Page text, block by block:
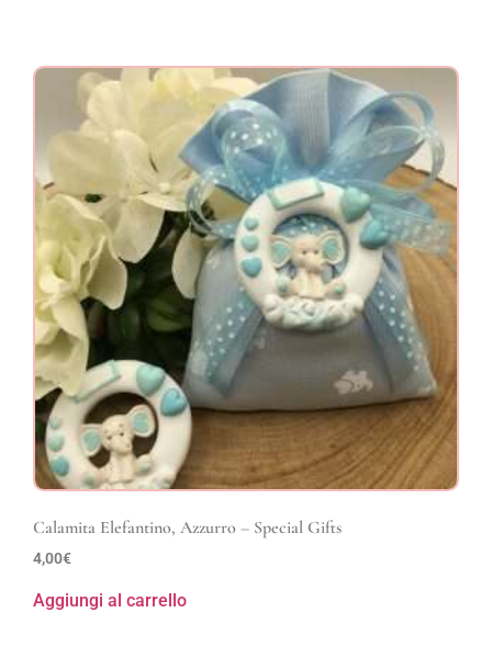
Calamita Elefantino, Azzurro – Special Gifts
4,00€
Aggiungi al carrello